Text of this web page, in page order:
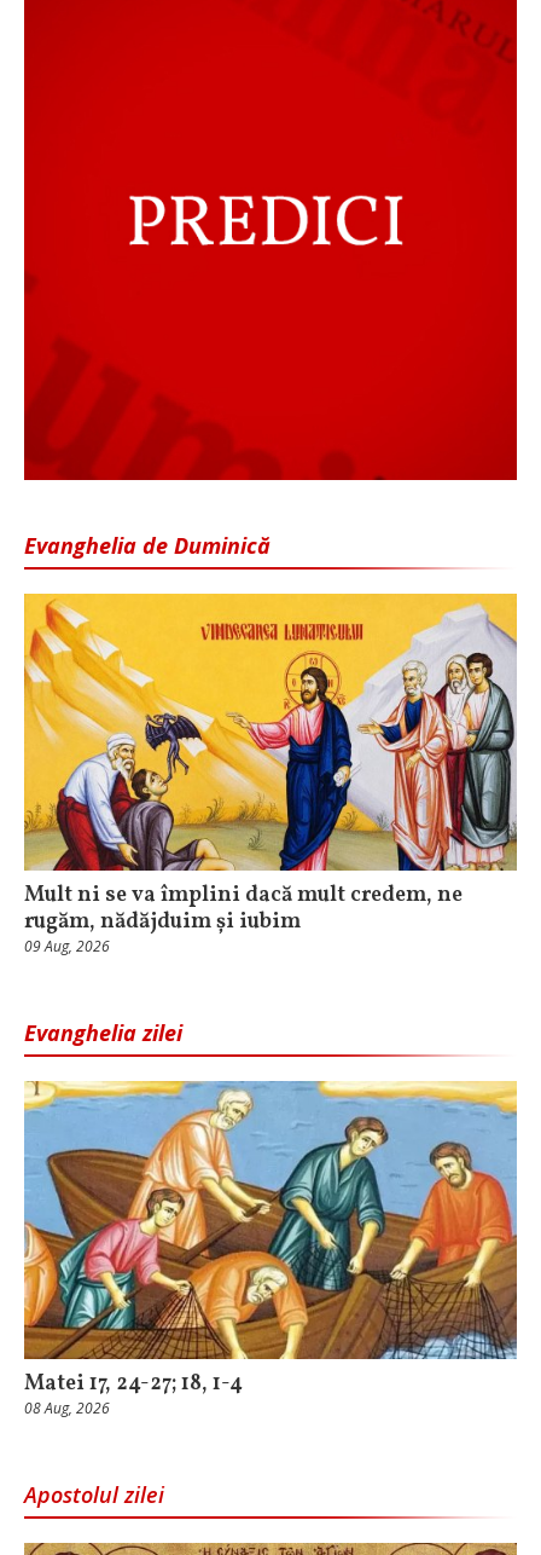
Evanghelia de Duminică
Mult ni se va împlini dacă mult credem, ne
rugăm, nădăjduim și iubim
09 Aug, 2026
Evanghelia zilei
Matei 17, 24-27; 18, 1-4
08 Aug, 2026
Apostolul zilei